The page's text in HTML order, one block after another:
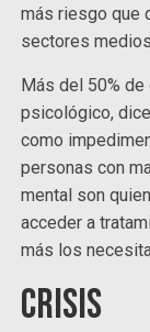
más riesgo que
sectores
Más del 50%
psicológico,
como
personas con
mental son
acceder a
más los
Crisis